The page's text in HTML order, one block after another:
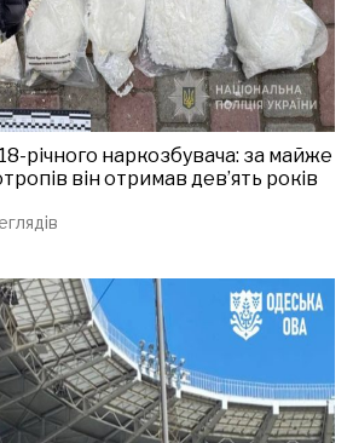
річного наркозбувача: за майже
він отримав дев’ять років